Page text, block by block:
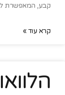
קבע, המאפשרת
קרא עוד »